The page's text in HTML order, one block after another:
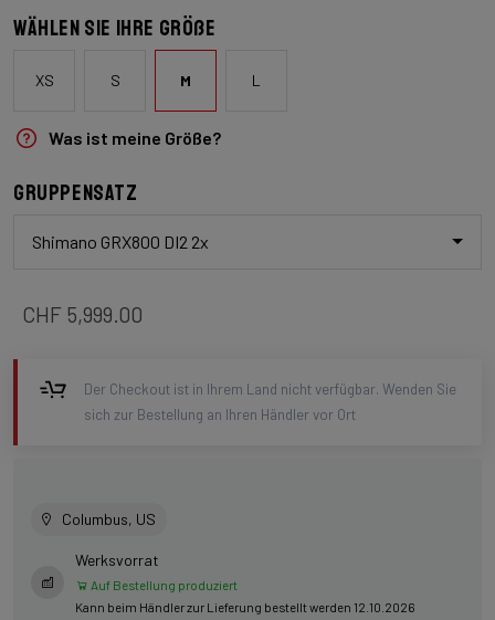
Wählen Sie Ihre Größe
XS S M L
Was ist meine Größe?
Gruppensatz
Shimano GRX800 DI2 2x
CHF 5,999.00
Der Checkout ist in Ihrem Land nicht verfügbar. Wenden Sie
sich zur Bestellung an Ihren Händler vor Ort
Columbus, US
Werksvorrat
Auf Bestellung produziert
Kann beim Händler zur Lieferung bestellt werden 12.10.2026